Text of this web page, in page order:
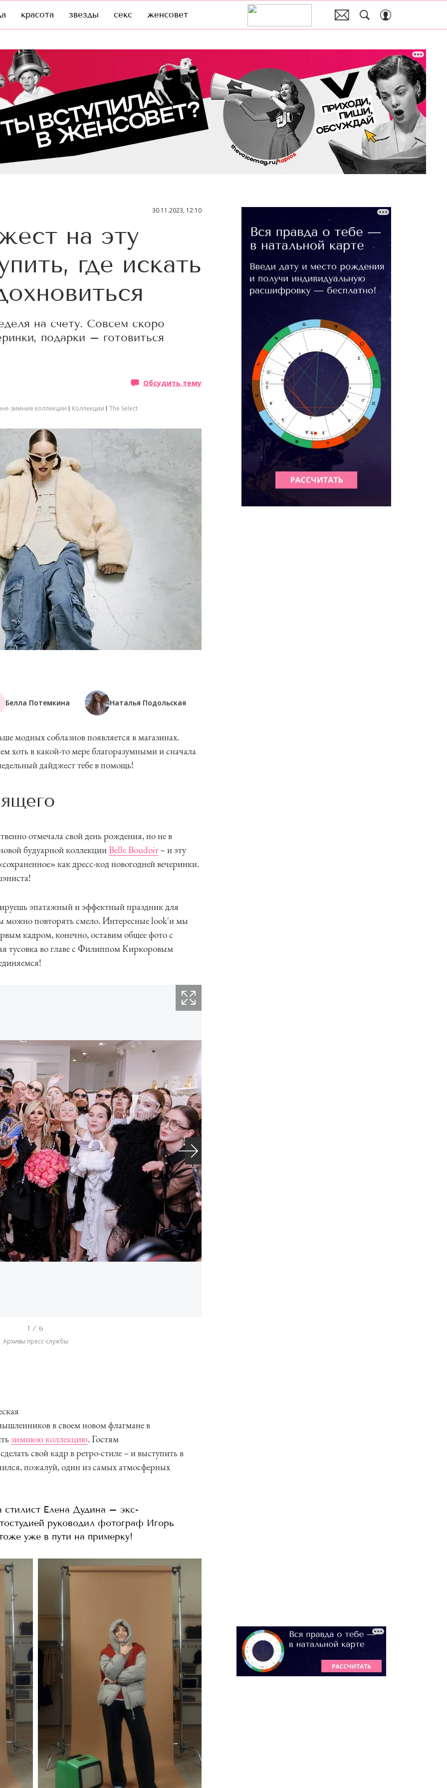
красота звезды секс женсовет
30.11.2023, 12:10
на эту
где искать
на счету. Совсем скоро
подарки – готовиться
Обсудить тему
зимние коллекции Коллекции The Select
Белла Потемкина Наталья Подольская
модных соблазнов появляется в магазинах.
хоть в какой-то мере благоразумными и сначала
дайджест тебе в помощь!
отмечала свой день рождения, но не в
будуарной коллекцииBelle Boudoir– и эту
как дресс-код новогодней вечеринки.
эпатажный и эффектный праздник для
можно повторять смело. Интересные look'и мы
кадром, конечно, оставим общее фото с
тусовка во главе с Филиппом Киркоровым
1 / 6
Архивы пресс-службы
в своем новом флагмане в
зимнюю коллекцию. Гостям
свой кадр в ретро-стиле – и выступить в
пожалуй, один из самых атмосферных
стилист Елена Дудина – экс-
руководил фотограф Игорь
уже в пути на примерку!